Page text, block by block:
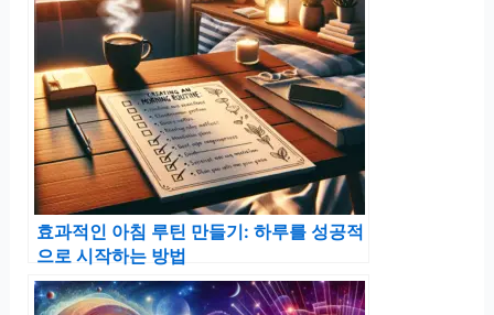
효과적인 아침 루틴 만들기: 하루를 성공적
으로 시작하는 방법